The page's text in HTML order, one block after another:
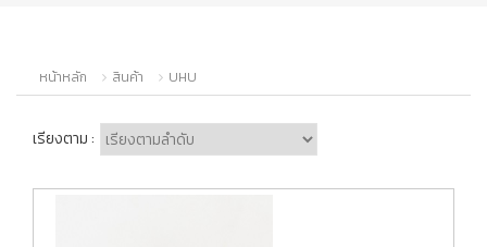
หน้าหลัก สินค้า UHU
เรียงตาม :